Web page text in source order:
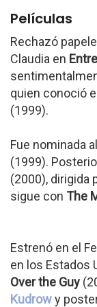
Películas
Rechazó
Claudia en
quien conoció
(1999).
Fue nominada
(1999).
(2000), dirigida
sigue con The
Estrenó en el
en los Estados
Over the Guy
Kudrowy